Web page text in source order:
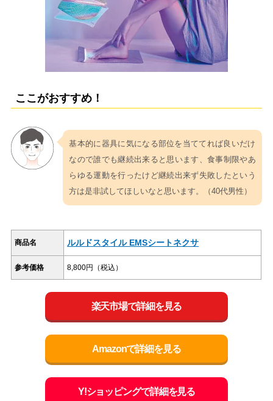
ここがおすすめ！
基本的に器具に気になる部位を当ててれば良いだけ
なので誰でも継続出来ると思います、食事制限やあ
らゆる運動を行ったけど継続出来ず失敗したという
方は是非試してほしいなと思います。（40代男性）
商品名 ルルドスタイル EMSシートネクサ
参考価格 8,800円（税込）
楽天市場で詳細を見る
Amazonで詳細を見る
Y!ショッピングで詳細を見る